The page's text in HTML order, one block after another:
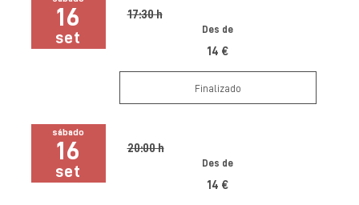
16
set
17:30 h
Des de
14 €
Finalizado
sábado
16
set
20:00 h
Des de
14 €